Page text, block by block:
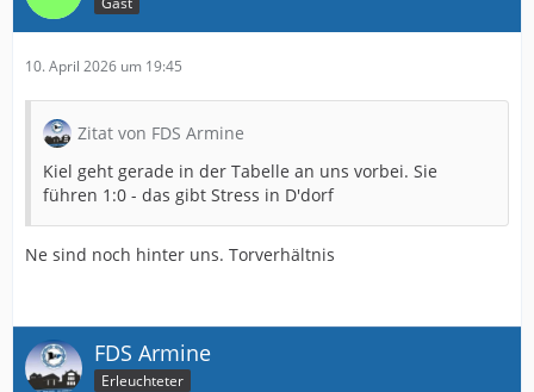
10. April 2026 um 19:45
Zitat von FDS Armine
Kiel geht gerade in der Tabelle an uns vorbei. Sie
führen 1:0 - das gibt Stress in D'dorf
Ne sind noch hinter uns. Torverhältnis
FDS Armine
Erleuchteter